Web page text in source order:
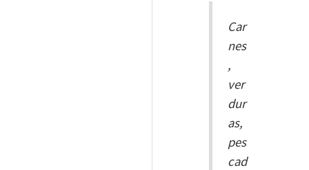
Car
nes
,
ver
dur
as,
pes
cad